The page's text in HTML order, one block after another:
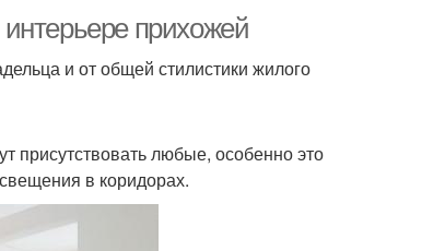
прихожей
и от общей стилистики жилого
присутствовать любые, особенно это
в коридорах.